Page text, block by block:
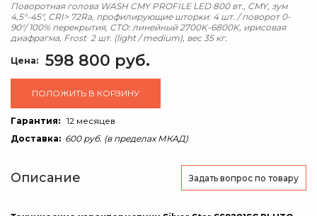
Поворотная голова WASH CMY PROFILE LED 800 вт., CMY, зум
4,5°-45°, CRI> 72Ra, профилирующие шторки: 4 шт. / поворот 0-
90°/ 100% перекрытия, СТО: линейный 2700K-6800K, ирисовая
диафрагма, Frost 2 шт. (light / medium), вес 35 кг.
Цена: 598 800 руб.
ПОЛОЖИТЬ В КОРЗИНУ
Гарантия: 12 месяцев
Доставка: 600 руб. (в пределах МКАД)
Описание Задать вопрос по товару